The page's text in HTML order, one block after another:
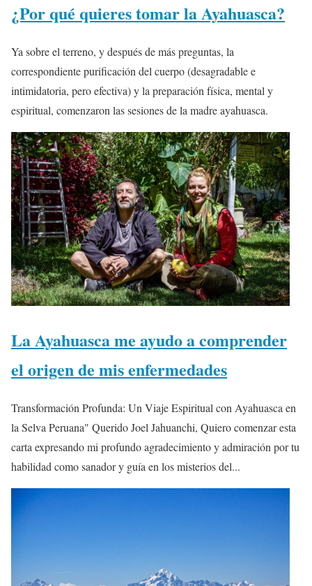
¿Por qué quieres tomar la Ayahuasca?
Ya sobre el terreno, y después de más preguntas, la
correspondiente purificación del cuerpo (desagradable e
intimidatoria, pero efectiva) y la preparación física, mental y
espiritual, comenzaron las sesiones de la madre ayahuasca.
La Ayahuasca me ayudo a comprender
el origen de mis enfermedades
Transformación Profunda: Un Viaje Espiritual con Ayahuasca en
la Selva Peruana" Querido Joel Jahuanchi, Quiero comenzar esta
carta expresando mi profundo agradecimiento y admiración por tu
habilidad como sanador y guía en los misterios del...